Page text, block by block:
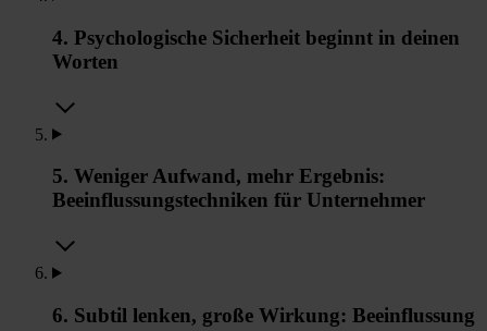
4. Psychologische Sicherheit beginnt in deinen
Worten
5. Weniger Aufwand, mehr Ergebnis:
Beeinflussungstechniken für Unternehmer
6. Subtil lenken, große Wirkung: Beeinflussung